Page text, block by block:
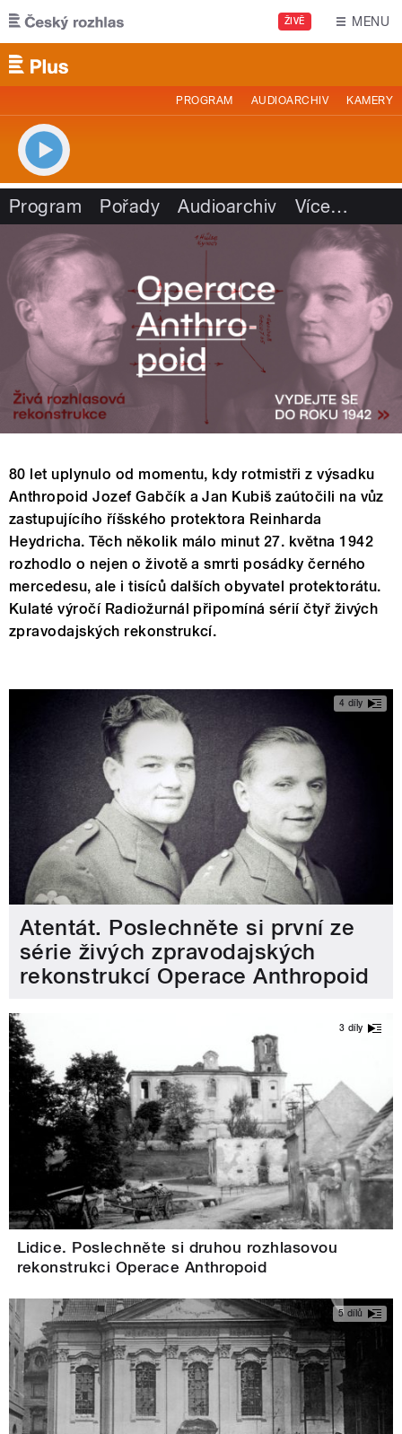
Přejít k hlavnímu obsahu
ŽIVĚ MENU
PROGRAM AUDIOARCHIV KAMERY
Program Pořady Audioarchiv Více…
80 let uplynulo od momentu, kdy rotmistři z výsadku
Anthropoid Jozef Gabčík a Jan Kubiš zaútočili na vůz
zastupujícího říšského protektora Reinharda
Heydricha. Těch několik málo minut 27. května 1942
rozhodlo o nejen o životě a smrti posádky černého
mercedesu, ale i tisíců dalších obyvatel protektorátu.
Kulaté výročí Radiožurnál připomíná sérií čtyř živých
zpravodajských rekonstrukcí.
4 díly
Atentát. Poslechněte si první ze
série živých zpravodajských
rekonstrukcí Operace Anthropoid
3 díly
Lidice. Poslechněte si druhou rozhlasovou
rekonstrukci Operace Anthropoid
5 dílů